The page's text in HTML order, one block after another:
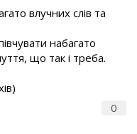
0
влучних слів та
набагато
що так і треба.